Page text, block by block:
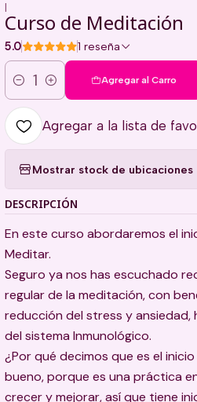
|
Curso de Meditación
5.0 1 reseña
Cantidad
Agregar al Carro
Agregar a la lista de
Mostrar stock de ubicaciones
DESCRIPCIÓN
En este curso abordaremos el
Meditar.
Seguro ya nos has escuchado
regular de la meditación, con
reducción del stress y
del sistema Inmunológico.
¿Por qué decimos que es el
bueno, porque es una práctica
crecer y mejorar, así que tiene